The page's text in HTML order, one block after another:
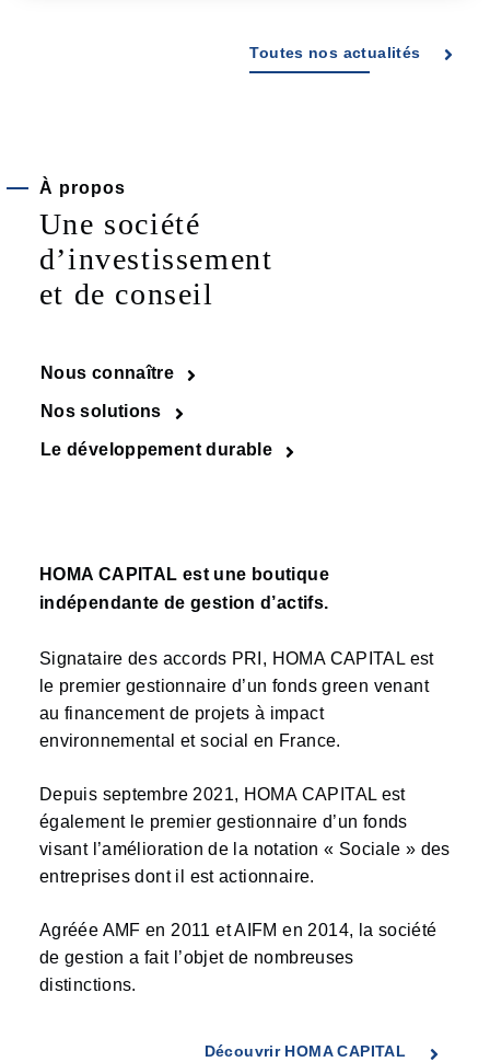
Toutes nos actualités
À propos
Une société
d’investissement
et de conseil
Nous connaître
Nos solutions
Le développement durable
HOMA CAPITAL est une boutique
indépendante de gestion d’actifs.
Signataire des accords PRI, HOMA CAPITAL est
le premier gestionnaire d’un fonds green venant
au financement de projets à impact
environnemental et social en France.
Depuis septembre 2021, HOMA CAPITAL est
également le premier gestionnaire d’un fonds
visant l’amélioration de la notation « Sociale » des
entreprises dont il est actionnaire.
Agréée AMF en 2011 et AIFM en 2014, la société
de gestion a fait l’objet de nombreuses
distinctions.
Découvrir HOMA CAPITAL